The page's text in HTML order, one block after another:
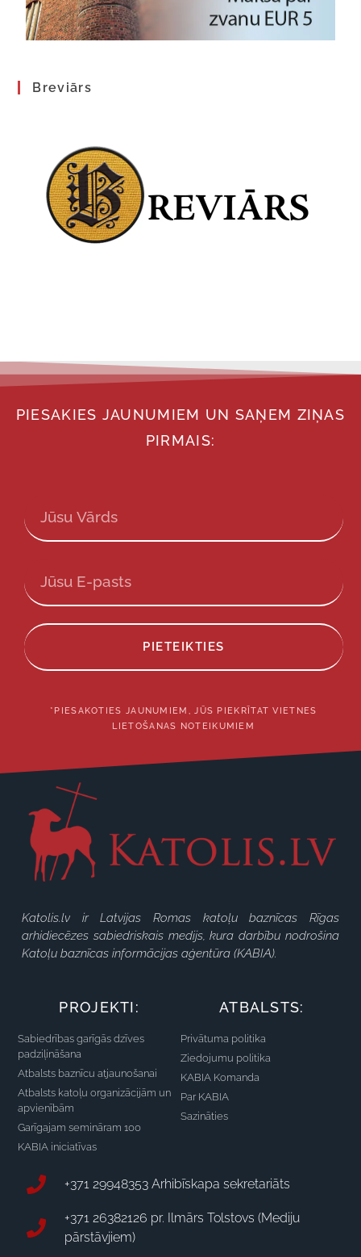
Breviārs
PIESAKIES JAUNUMIEM UN SAŅEM ZIŅAS
PIRMAIS:
PIETEIKTIES
*PIESAKOTIES JAUNUMIEM, JŪS PIEKRĪTAT VIETNES
LIETOŠANAS NOTEIKUMIEM
Katolis.lv ir Latvijas Romas katoļu baznīcas Rīgas
arhidiecēzes sabiedriskais medijs, kura darbību nodrošina
Katoļu baznīcas informācijas aģentūra (KABIA).
PROJEKTI:
Sabiedrības garīgās dzīves
padziļināšana
Atbalsts baznīcu atjaunošanai
Atbalsts katoļu organizācijām un
apvienībām
Garīgajam semināram 100
KABIA iniciatīvas
ATBALSTS:
Privātuma politika
Ziedojumu politika
KABIA Komanda
Par KABIA
Sazināties
+371 29948353 Arhibīskapa sekretariāts
+371 26382126 pr. Ilmārs Tolstovs (Mediju
pārstāvjiem)